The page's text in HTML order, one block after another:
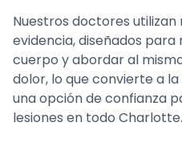
Nuestros doctores
evidencia, diseñados
cuerpo y abordar al
dolor, lo que convierte a
una opción de confianza
lesiones en todo Charlotte.